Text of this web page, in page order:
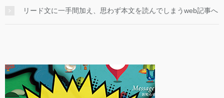
リード文に一手間加え、思わず本文を読んでしまうweb記事へ